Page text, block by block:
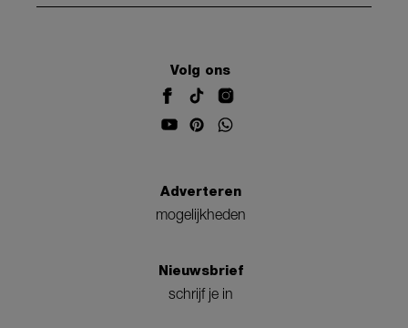
Volg ons
Adverteren
mogelijkheden
Nieuwsbrief
schrijf je in